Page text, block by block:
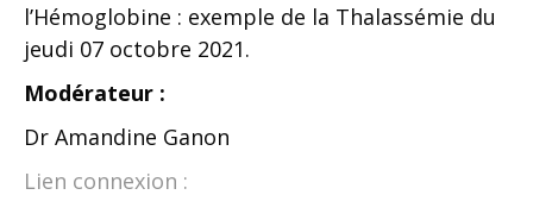
l’Hémoglobine : exemple de la Thalassémie du
jeudi 07 octobre 2021.
Modérateur :
Dr Amandine Ganon
Lien connexion :